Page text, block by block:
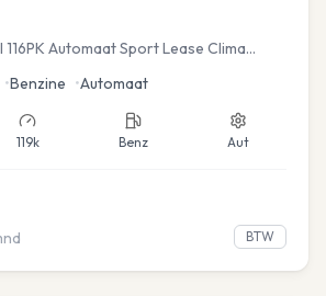
Automaat Sport Lease Clima
•Benzine •Automaat
119k Benz Aut
BTW